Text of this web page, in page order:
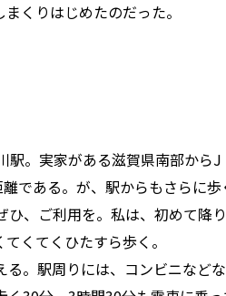
くりはじめたのだった。
。実家がある滋賀県南部から
である。が、駅からもさらに歩
、ご利用を。私は、初めて降
くてくひたすら歩く。
。駅周りには、コンビニなど